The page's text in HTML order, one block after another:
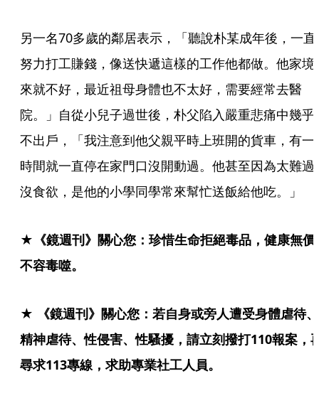
另一名70多歲的鄰居表示，「聽說朴某成年後，一直
努力打工賺錢，像送快遞這樣的工作他都做。他家境
來就不好，最近祖母身體也不太好，需要經常去醫
院。」自從小兒子過世後，朴父陷入嚴重悲痛中幾乎
不出戶，「我注意到他父親平時上班開的貨車，有一
時間就一直停在家門口沒開動過。他甚至因為太難過
沒食欲，是他的小學同學常來幫忙送飯給他吃。」
★《鏡週刊》關心您：珍惜生命拒絕毒品，健康無價
不容毒噬。
★ 《鏡週刊》關心您：若自身或旁人遭受身體虐待、
精神虐待、性侵害、性騷擾，請立刻撥打110報案，
尋求113專線，求助專業社工人員。